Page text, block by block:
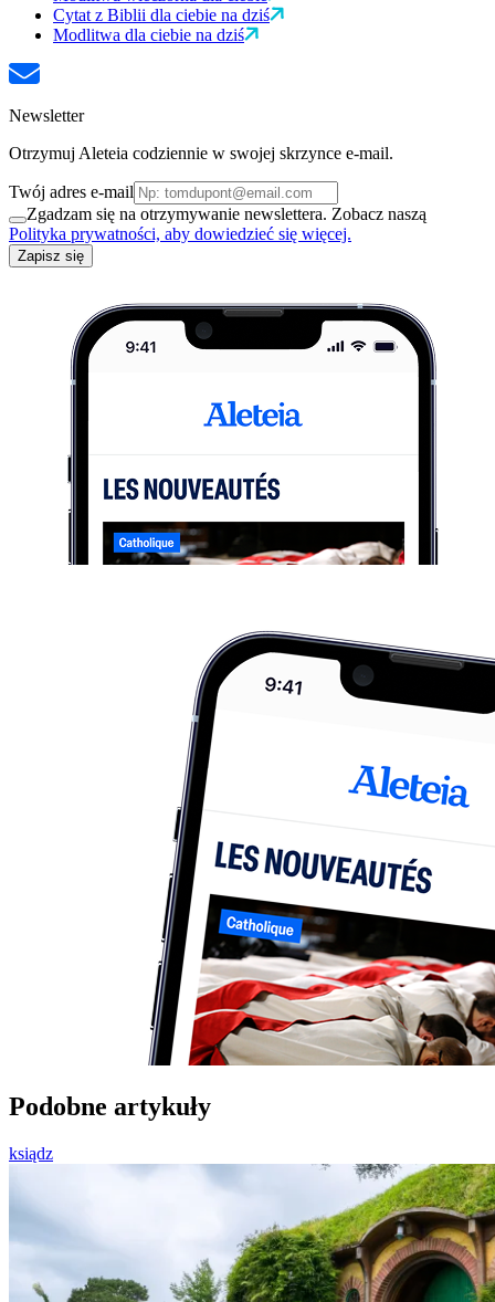
Cytat z Biblii dla ciebie na dziś
Modlitwa dla ciebie na dziś
Newsletter
Otrzymuj Aleteia codziennie w swojej skrzynce e-mail.
Twój adres e-mail
Zgadzam się na otrzymywanie newslettera. Zobacz naszą
Polityka prywatności, aby dowiedzieć się więcej.
Zapisz się
Podobne artykuły
ksiądz